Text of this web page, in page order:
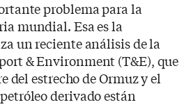
problema para la
mundial. Esa es la
un reciente análisis de la
& Environment (T&E), que
del estrecho de Ormuz y el
derivado están